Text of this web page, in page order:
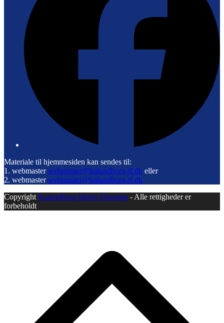
Materiale til hjemmesiden kan sendes til:
1. webmasterwebmaster@kalundborg-if.dk eller
2. webmasterwebmaster@kalundborg-if.dk
Copyright Kalundborg Idræts Forening - Alle rettigheder er
forbeholdt